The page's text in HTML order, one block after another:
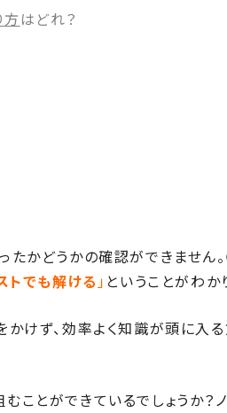
はどれ？
かどうかの確認ができません
トでも解ける」 ということがわか
けず、効率よく知識が頭に入
とができているでしょうか？ノ